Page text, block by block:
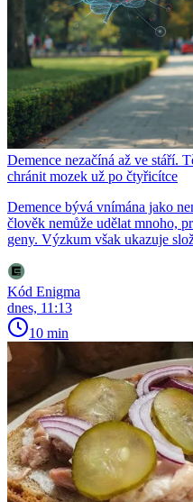
Demence nezačíná až ve stáří.
chránit mozek už po čtyřicítce
Demence bývá vnímána jako
člověk nemůže udělat mnoho,
geny. Výzkum však ukazuje
Kód Enigma
dnes, 11:13
10 min